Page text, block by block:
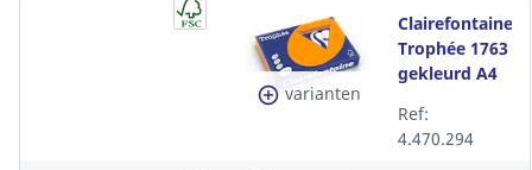
varianten
Clairefontaine
Trophée 1763
gekleurd A4
feloranje, per
250 vel
Ref:
4.470.294